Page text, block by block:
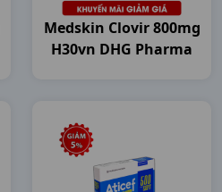
Medskin Clovir 800mg
H30vn DHG Pharma